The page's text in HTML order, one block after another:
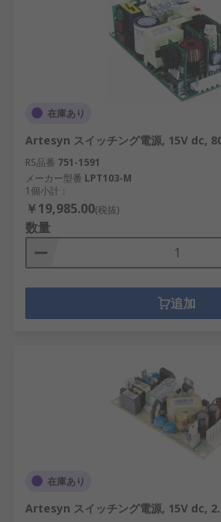
在庫あり
Artesyn スイッチング電源, 15V dc,
RS品番 751-1591
メーカー型番 LPT103-M
1個小計：
￥19,985.00(税抜)
数量
追加
在庫あり
Artesyn スイッチング電源, 15V dc,